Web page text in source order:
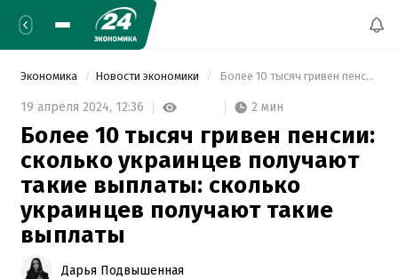
Экономика Новости экономики Более 10 тысяч гривен пенсии: сколько украинцев получают такие выплаты: сколько украинцев получают такие выплаты
19 апреля 2024, 12:36 2 мин
Более 10 тысяч гривен пенсии:
сколько украинцев получают
такие выплаты: сколько
украинцев получают такие
выплаты
Дарья Подвышенная